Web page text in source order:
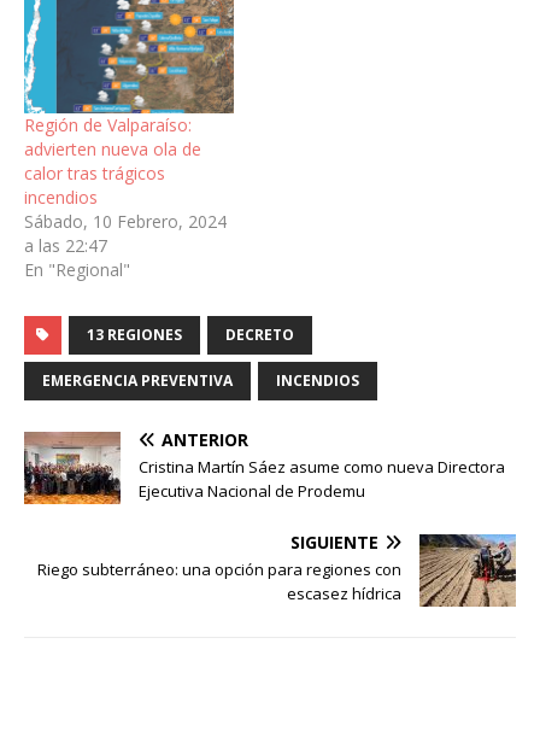
Región de Valparaíso:
advierten nueva ola de
calor tras trágicos
incendios
Sábado, 10 Febrero, 2024
a las 22:47
En "Regional"
13 REGIONES DECRETO
EMERGENCIA PREVENTIVA INCENDIOS
ANTERIOR
Cristina Martín Sáez asume como nueva Directora
Ejecutiva Nacional de Prodemu
SIGUIENTE
Riego subterráneo: una opción para regiones con
escasez hídrica